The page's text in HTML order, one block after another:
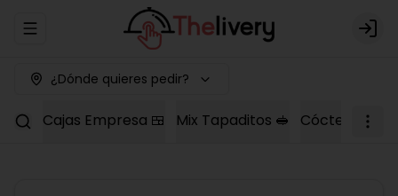
Abrir menu de navegación Login
¿Dónde quieres pedir?
Cajas Empresa 🍱 Mix Tapaditos 🥪 Cóctel Dulce